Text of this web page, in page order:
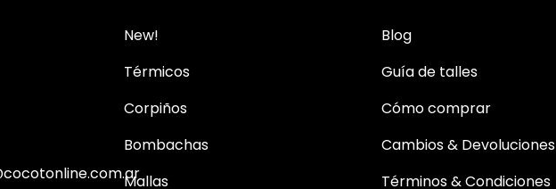
New!
Térmicos
Corpiños
Bombachas
Mallas
Blog
Guía de talles
Cómo comprar
Cambios & Devoluciones
Términos & Condiciones